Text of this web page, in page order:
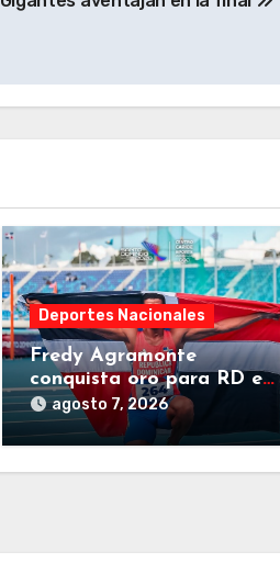
Deportes Nacionales
Fredy Agramonte
conquista oro para RD en
atletismo 800 metros
masculino
agosto 7, 2026